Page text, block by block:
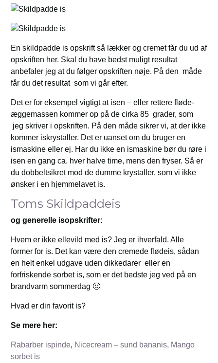
En skildpadde is opskrift så lækker og cremet får du ud af
opskriften her. Skal du have bedst muligt resultat
anbefaler jeg at du følger opskriften nøje. På den måde
får du det resultat som vi går efter.
Det er for eksempel vigtigt at isen – eller rettere fløde-
æggemassen kommer op på de cirka 85 grader, som
jeg skriver i opskriften. På den måde sikrer vi, at der ikke
kommer iskrystaller. Det er uanset om du bruger en
ismaskine eller ej. Har du ikke en ismaskine bør du røre i
isen en gang ca. hver halve time, mens den fryser. Så er
du dobbeltsikret mod de dumme krystaller, som vi ikke
ønsker i en hjemmelavet is.
Toms Skildpaddeis
og generelle isopskrifter:
Hvem er ikke ellevild med is? Jeg er ihverfald. Alle
former for is. Det kan være den cremede flødeis, sådan
en helt enkel udgave uden dikkedarer eller en
forfriskende sorbet is, som er det bedste jeg ved på en
brandvarm sommerdag 🙂
Hvad er din favorit is?
Se mere her:
Rabarber ispinde, Nicecream – sund bananis, Mango
sorbet is